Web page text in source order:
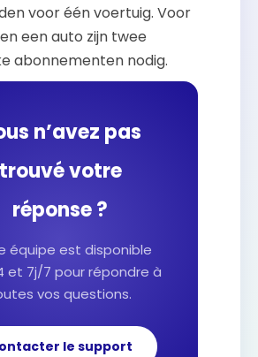
voor één voertuig. Voor
een auto zijn twee
abonnementen nodig.
n’avez pas
trouvé votre
réponse ?
équipe est disponible
et 7j/7 pour répondre à
vos questions.
le support